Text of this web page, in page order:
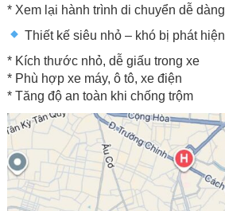
* Xem lại hành trình di chuyển dễ dàng
Thiết kế siêu nhỏ – khó bị phát hiện
* Kích thước nhỏ, dễ giấu trong xe
* Phù hợp xe máy, ô tô, xe điện
* Tăng độ an toàn khi chống trộm